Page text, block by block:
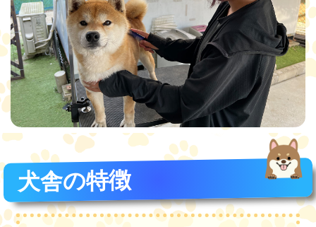
犬舎の特徴